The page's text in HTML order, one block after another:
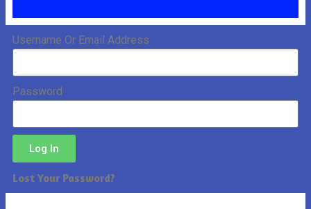
Username Or Email Address
Password
Log In
Lost Your Password?